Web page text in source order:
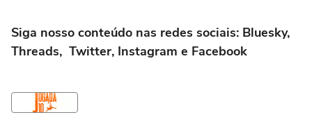
Siga nosso conteúdo nas redes sociais: Bluesky,
Threads, Twitter, Instagram e Facebook